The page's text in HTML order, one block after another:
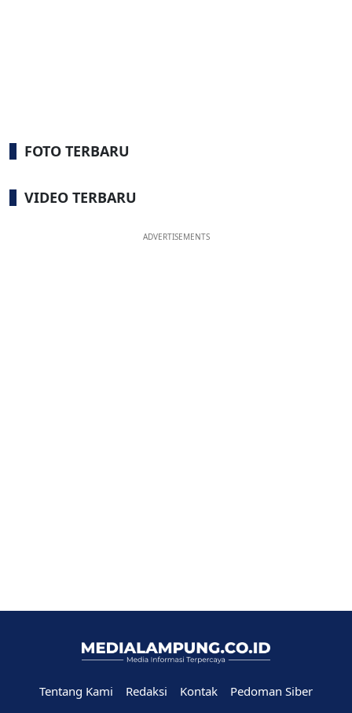
FOTO TERBARU
VIDEO TERBARU
ADVERTISEMENTS
Tentang Kami Redaksi Kontak Pedoman Siber